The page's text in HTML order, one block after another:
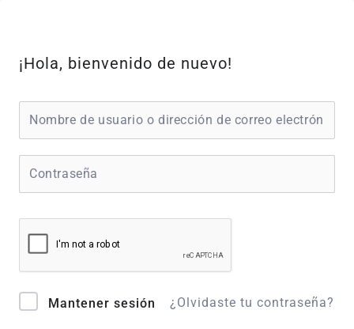
contenido
¡Hola, bienvenido de nuevo!
Mantener sesión ¿Olvidaste tu contraseña?